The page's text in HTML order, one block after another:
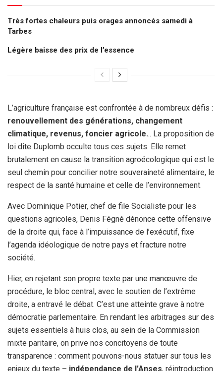
Très fortes chaleurs puis orages annoncés samedi à
Tarbes
Légère baisse des prix de l’essence
L’agriculture française est confrontée à de nombreux défis :
renouvellement des générations, changement
climatique, revenus, foncier agricole... La proposition de
loi dite Duplomb occulte tous ces sujets. Elle remet
brutalement en cause la transition agroécologique qui est le
seul chemin pour concilier notre souveraineté alimentaire, le
respect de la santé humaine et celle de l’environnement.
Avec Dominique Potier, chef de file Socialiste pour les
questions agricoles, Denis Fégné dénonce cette offensive
de la droite qui, face à l’impuissance de l’exécutif, fixe
l’agenda idéologique de notre pays et fracture notre
société.
Hier, en rejetant son propre texte par une manœuvre de
procédure, le bloc central, avec le soutien de l’extrême
droite, a entravé le débat. C’est une atteinte grave à notre
démocratie parlementaire. En rendant les arbitrages sur des
sujets essentiels à huis clos, au sein de la Commission
mixte paritaire, on prive nos concitoyens de toute
transparence : comment pouvons-nous statuer sur tous les
enjeux du texte – indépendance de l’Anses, réintroduction